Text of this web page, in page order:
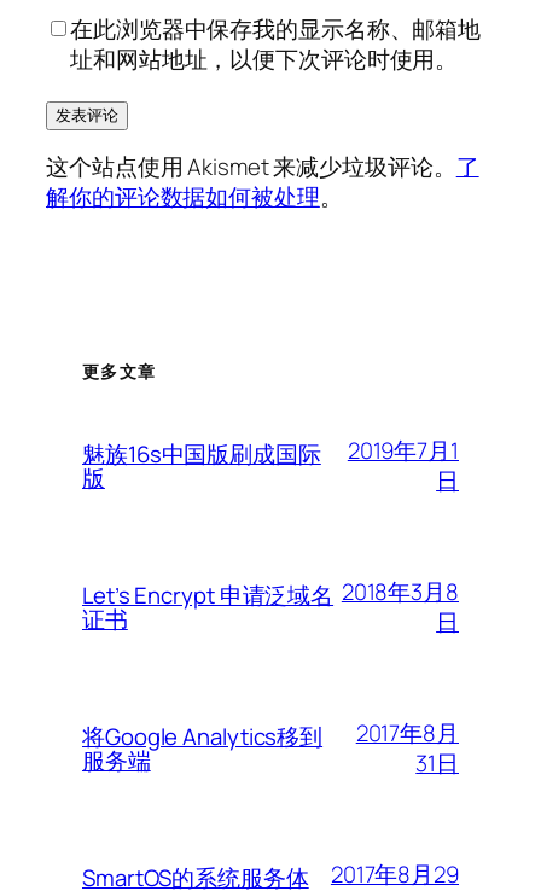
在此浏览器中保存我的显示名称、邮箱地
址和网站地址，以便下次评论时使用。
这个站点使用 Akismet 来减少垃圾评论。 了
解你的评论数据如何被处理。
更多文章
魅族16s中国版刷成国际
版
2019年7月1
日
Let’s Encrypt 申请泛域名
证书
2018年3月8
日
将Google Analytics移到
服务端
2017年8月
31日
SmartOS的系统服务体
2017年8月29